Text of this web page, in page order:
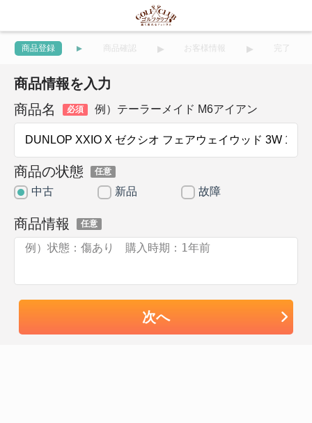
商品登録 商品確認 お客様情報 完了
商品情報を入力
商品名
必須 例）テーラーメイド M6アイアン
商品の状態 任意
中古 新品 故障
商品情報 任意
次へ